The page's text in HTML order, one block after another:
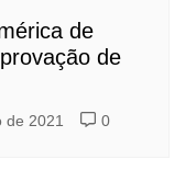
de
de
de 2021 0